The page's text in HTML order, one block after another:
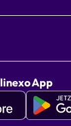
linexo App
Google